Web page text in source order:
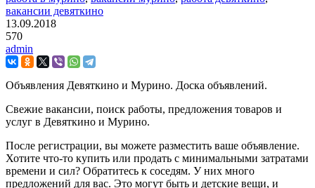
вакансии девяткино
13.09.2018
570
admin
Объявления Девяткино и Мурино. Доска объявлений.
Свежие вакансии, поиск работы, предложения товаров и
услуг в Девяткино и Мурино.
После регистрации, вы можете разместить ваше объявление.
Хотите что-то купить или продать с минимальными затратами
времени и сил? Обратитесь к соседям. У них много
предложений для вас. Это могут быть и детские вещи, и